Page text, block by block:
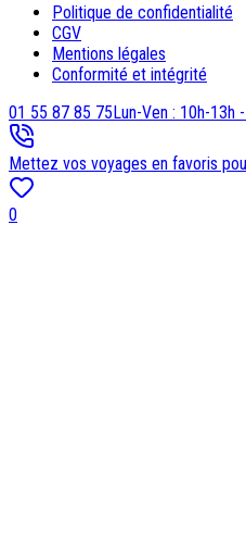
Politique de confidentialité
CGV
Mentions légales
Conformité et intégrité
01 55 87 85 75Lun-Ven : 10h-13h
Mettez vos voyages en favoris
0